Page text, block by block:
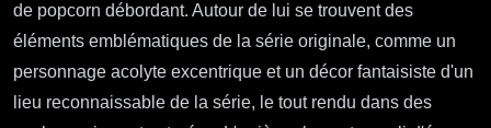
de popcorn débordant. Autour de lui se trouvent des
éléments emblématiques de la série originale, comme un
personnage acolyte excentrique et un décor fantaisiste d'un
lieu reconnaissable de la série, le tout rendu dans des